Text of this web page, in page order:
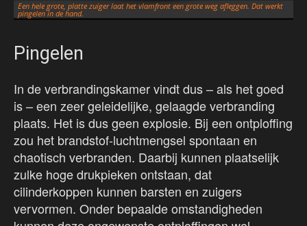
Een hele grote, platte zuiger laat het vlamfront een grote weg afleggen. Dat werkt
pingelen in de hand.
Pingelen
In de verbrandingskamer vindt dus – als het goed
is – een zeer geleidelijke, gelaagde verbranding
plaats. Het is dus geen explosie. Bij een ontploffing
zou het brandstof-luchtmengsel spontaan en
chaotisch verbranden. Daarbij kunnen plaatselijk
zulke hoge drukpieken ontstaan, dat
cilinderkoppen kunnen barsten en zuigers
vervormen. Onder bepaalde omstandigheden